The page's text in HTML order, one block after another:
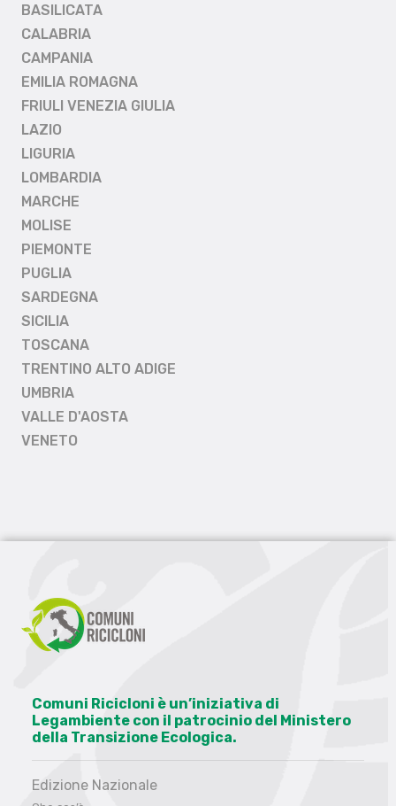
BASILICATA
CALABRIA
CAMPANIA
EMILIA ROMAGNA
FRIULI VENEZIA GIULIA
LAZIO
LIGURIA
LOMBARDIA
MARCHE
MOLISE
PIEMONTE
PUGLIA
SARDEGNA
SICILIA
TOSCANA
TRENTINO ALTO ADIGE
UMBRIA
VALLE D'AOSTA
VENETO
Comuni Ricicloni è un’iniziativa di
Legambiente con il patrocinio del Ministero
della Transizione Ecologica.
Edizione Nazionale